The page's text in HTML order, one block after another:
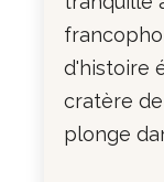
d'histoire
cratère de
plonge